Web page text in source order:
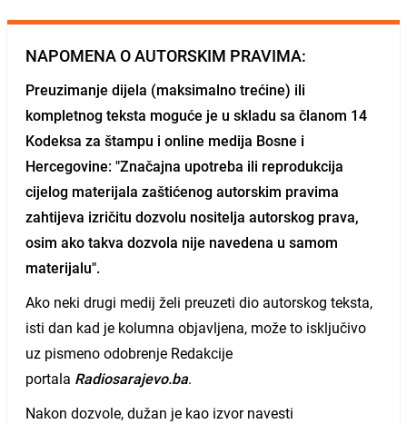
NAPOMENA O AUTORSKIM PRAVIMA:
Preuzimanje dijela (maksimalno trećine) ili
kompletnog teksta moguće je u skladu sa članom 14
Kodeksa za štampu i online medija Bosne i
Hercegovine: "Značajna upotreba ili reprodukcija
cijelog materijala zaštićenog autorskim pravima
zahtijeva izričitu dozvolu nositelja autorskog prava,
osim ako takva dozvola nije navedena u samom
materijalu".
Ako neki drugi medij želi preuzeti dio autorskog teksta,
isti dan kad je kolumna objavljena, može to isključivo
uz pismeno odobrenje Redakcije
portala Radiosarajevo.ba.
Nakon dozvole, dužan je kao izvor navesti